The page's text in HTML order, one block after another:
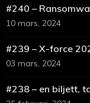
#240 –
10 mars, 2024
#239 – X-force
03 mars, 2024
#238 – en biljett,